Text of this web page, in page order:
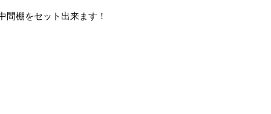
間棚をセット出来ます！